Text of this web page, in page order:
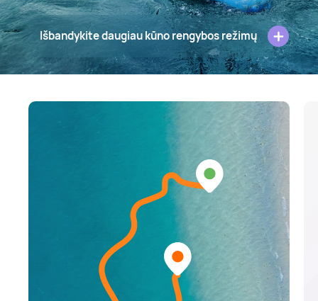
Išbandykite daugiau kūno rengybos režimų